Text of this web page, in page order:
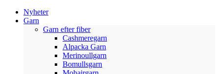
Nyheter
Garn
Garn efter fiber
Cashmeregarn
Alpacka Garn
Merinoullgarn
Bomullsgarn